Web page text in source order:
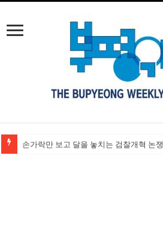
손가락만 보고 달을 놓치는 검찰개혁 논쟁